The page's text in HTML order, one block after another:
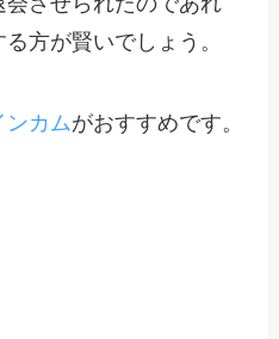
方が賢いでしょう。
ンカムがおすすめです。